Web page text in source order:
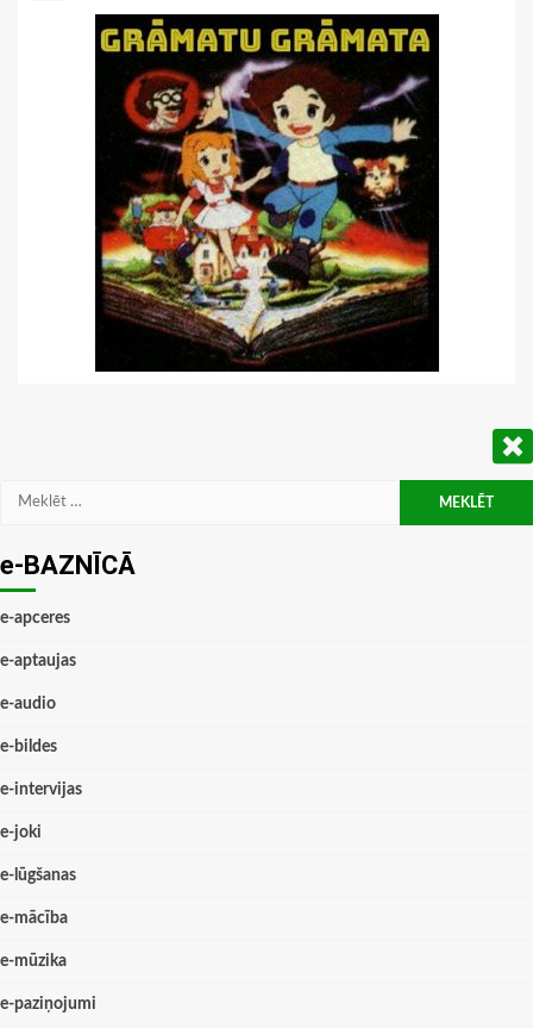
Meklēt:
e-BAZNĪCĀ
e-apceres
e-aptaujas
e-audio
e-bildes
e-intervijas
e-joki
e-lūgšanas
e-mācība
e-mūzika
e-paziņojumi